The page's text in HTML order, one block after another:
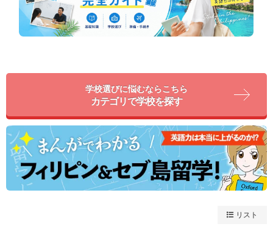
学校選びに悩むならこちら
カテゴリで学校を探す
リスト